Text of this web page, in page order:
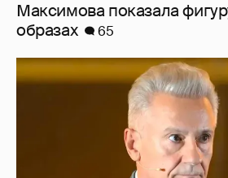
"Сломанные судьбы". Олег
призвал закрыть
театральные вузы в России